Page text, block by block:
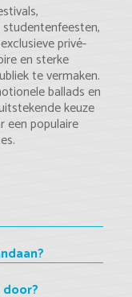
privé-
en sterke
te vermaken.
ballads en
keuze
een populaire